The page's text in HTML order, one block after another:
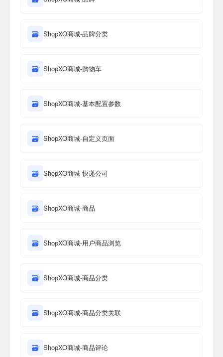
🗃 ShopXO商城-品牌分类
🗃 ShopXO商城-购物车
🗃 ShopXO商城-基本配置参数
🗃 ShopXO商城-自定义页面
🗃 ShopXO商城-快递公司
🗃 ShopXO商城-商品
🗃 ShopXO商城-用户商品浏览
🗃 ShopXO商城-商品分类
🗃 ShopXO商城-商品分类关联
🗃 ShopXO商城-商品评论